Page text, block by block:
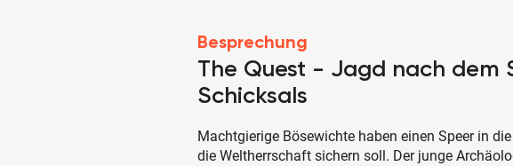
Besprechung
The Quest - Jagd nach dem
Schicksals
Machtgierige Bösewichte haben einen Speer in
die Weltherrschaft sichern soll. Der junge